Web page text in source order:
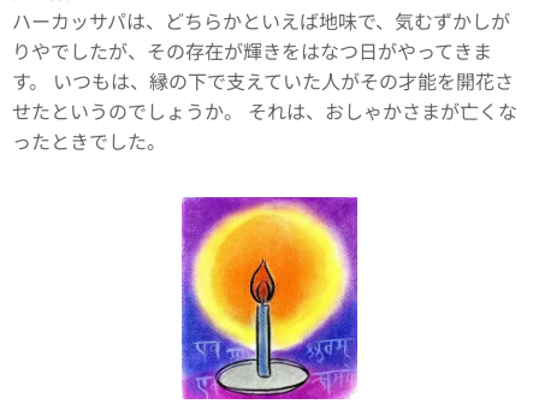
ハーカッサパは、どちらかといえば地味で、気むずかしが
りやでしたが、その存在が輝きをはなつ日がやってきま
す。 いつもは、縁の下で支えていた人がその才能を開花さ
せたというのでしょうか。 それは、おしゃかさまが亡くな
ったときでした。